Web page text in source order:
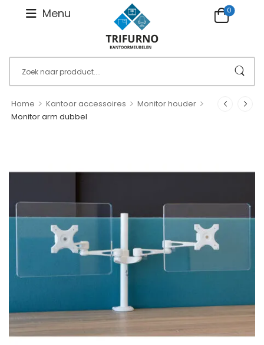
Menu 0
Home > Kantoor accessoires > Monitor houder >
Monitor arm dubbel